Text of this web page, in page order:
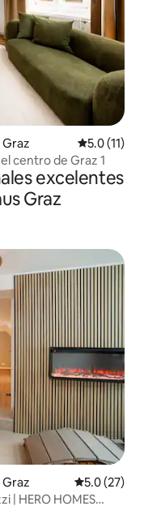
Calificación
5.0 (11)
centro de Graz 1
excelentes
Graz
Calificación
5.0 (27)
| HERO HOMES